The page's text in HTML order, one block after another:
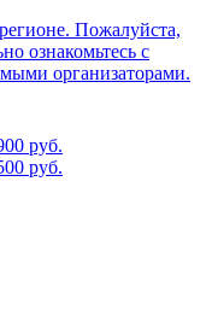
Пожалуйста,
ознакомьтесь с
организаторами.
руб.
руб.